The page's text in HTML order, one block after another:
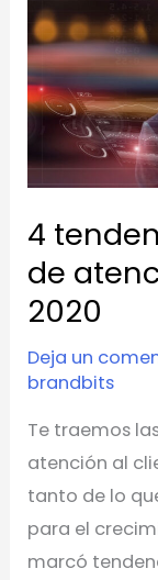
4
de
2020
Deja un
brandbits
Te traemos
atención al
tanto de lo
para el
marcó
los
servicios
de
atención
cliente
2020